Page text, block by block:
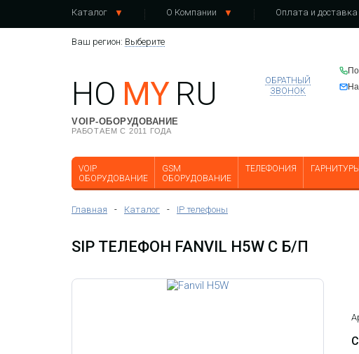
Каталог О Компании Оплата и доставка
Ваш регион: Выберите
HO MY RU
VOIP-ОБОРУДОВАНИЕ
РАБОТАЕМ С 2011 ГОДА
ОБРАТНЫЙ
ЗВОНОК
VOIP
ОБОРУДОВАНИЕ
GSM
ОБОРУДОВАНИЕ
ТЕЛЕФОНИЯ ГАРНИТУРЫ
Главная - Каталог - IP телефоны
SIP ТЕЛЕФОН FANVIL H5W С Б/П